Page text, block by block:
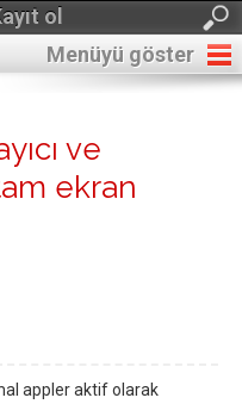
ol
Menüyü göster
ve
ekran
appler aktif olarak